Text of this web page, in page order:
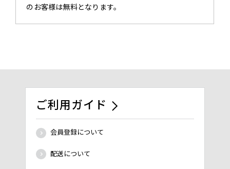
のお客様は無料となります。
ご利用ガイド
会員登録について
配送について